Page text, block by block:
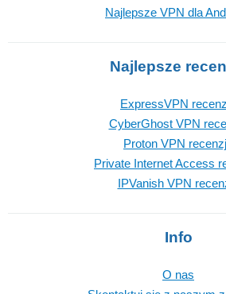
Najlepsze VPN dla
Najlepsze
ExpressVPN
CyberGhost VPN
Proton VPN
Private Internet Access
IPVanish VPN
Info
O nas